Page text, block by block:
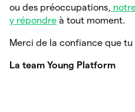
ou des préoccupations,
y répondre à tout moment.
Merci de la confiance que tu
La team Young Platform